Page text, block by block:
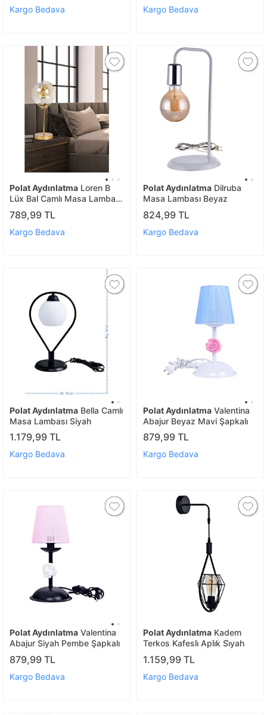
Kargo Bedava Kargo Bedava
Polat Aydınlatma Loren B
Lüx Bal Camlı Masa Lambası
Gold
789,99 TL
Kargo Bedava
Polat Aydınlatma Dilruba
Masa Lambası Beyaz
824,99 TL
Kargo Bedava
Polat Aydınlatma Bella Camlı
Masa Lambası Siyah
1.179,99 TL
Kargo Bedava
Polat Aydınlatma Valentina
Abajur Beyaz Mavi Şapkalı
879,99 TL
Kargo Bedava
Polat Aydınlatma Valentina
Abajur Siyah Pembe Şapkalı
879,99 TL
Kargo Bedava
Polat Aydınlatma Kadem
Terkos Kafesli̇ Apli̇k Si̇yah
1.159,99 TL
Kargo Bedava